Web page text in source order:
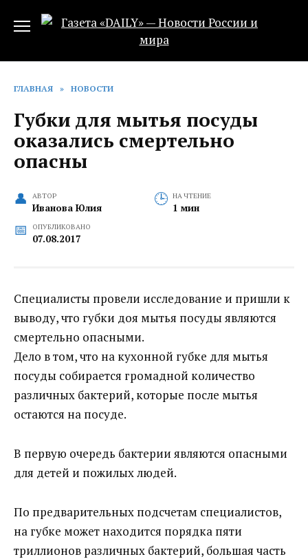
ГЛАВНАЯ » НОВОСТИ
Губки для мытья посуды
оказались смертельно
опасны
АВТОР
Иванова Юлия
НА ЧТЕНИЕ
1 мин
ОПУБЛИКОВАНО
07.08.2017
Специалисты провели исследование и пришли к
выводу, что губки доя мытья посуды являются
смертельно опасными.
Дело в том, что на кухонной губке для мытья
посуды собирается громадной количество
различных бактерий, которые после мытья
остаются на посуде.
В первую очередь бактерии являются опасными
для детей и пожилых людей.
По предварительных подсчетам специалистов,
на губке может находится порядка пяти
триллионов различных бактерий, большая часть